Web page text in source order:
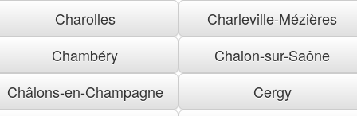
Charolles
Charleville-Mézières
Chambéry
Chalon-sur-Saône
Châlons-en-Champagne
Cergy